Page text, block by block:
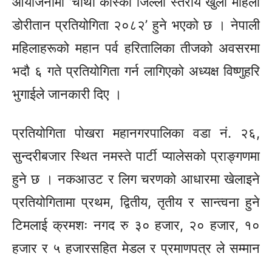
डोरीतान प्रतियोगिता २०८२’ हुने भएको छ । नेपाली
महिलाहरूको महान पर्व हरितालिका तीजको अवसरमा
भदौ ६ गते प्रतियोगिता गर्न लागिएको अध्यक्ष विष्णुहरि
भुगाईलेजानकारी दिए ।
प्रतियोगिता पोखरा महानगरपालिका वडा नं. २६,
सुन्दरीबजार स्थित नमस्ते पार्टी प्यालेसको प्राङ्गणमा
हुने छ । नकआउट र लिग चरणको आधारमा खेलाइने
प्रतियोगितामा प्रथम, द्वितीय, तृतीय र सान्त्वना हुने
टिमलाई क्रमशः नगद रु ३० हजार, २० हजार, १०
हजार र ५हजारसहितमेडल र प्रमाणपत्र ले सम्मान